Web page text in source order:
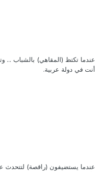
عندما تكتظ (المقاهي) بالشباب ...
أنت في دولة عربية.
عندما يستضيفون (راقصة) لتتحدث